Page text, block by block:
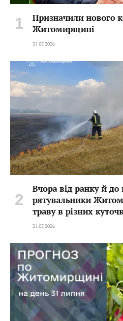
Призначили нового
Житомирщині
31.07.2026
Вчора від ранку й до
рятувальники
траву в різних
31.07.2026